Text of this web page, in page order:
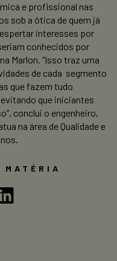
e profissional nas
sob a ótica de quem já
interesses por
conhecidos por
Marlon. “Isso traz uma
de cada segmento
que fazem tudo
que iniciantes
conclui o engenheiro,
na área de Qualidade e
MATÉRIA